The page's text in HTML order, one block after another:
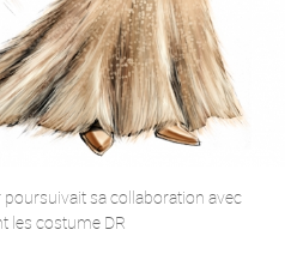
poursuivait sa collaboration avec
les costume DR